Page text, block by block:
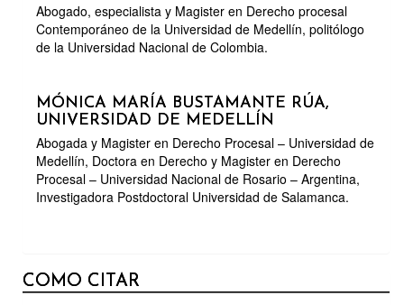
Abogado, especialista y Magister en Derecho procesal
Contemporáneo de la Universidad de Medellín, politólogo
de la Universidad Nacional de Colombia.
MÓNICA MARÍA BUSTAMANTE RÚA,
UNIVERSIDAD DE MEDELLÍN
Abogada y Magister en Derecho Procesal – Universidad de
Medellín, Doctora en Derecho y Magister en Derecho
Procesal – Universidad Nacional de Rosario – Argentina,
Investigadora Postdoctoral Universidad de Salamanca.
COMO CITAR